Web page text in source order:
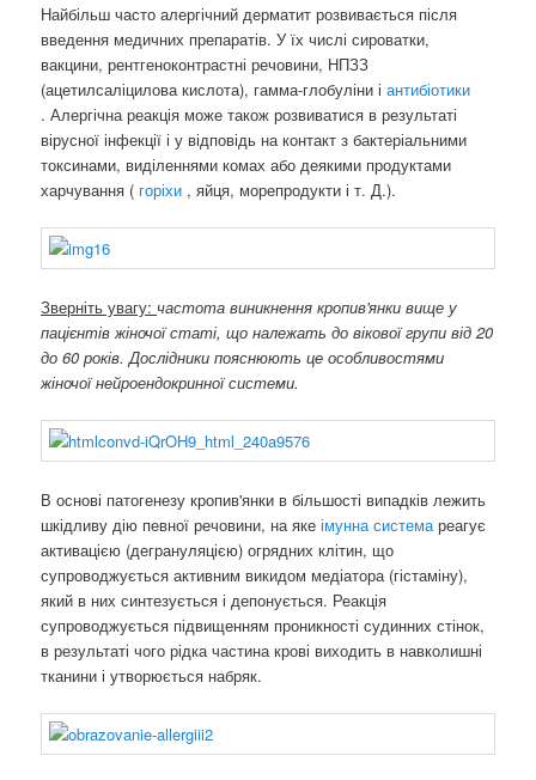
Найбільш часто алергічний дерматит розвивається після
введення медичних препаратів. У їх числі сироватки,
вакцини, рентгеноконтрастні речовини, НПЗЗ
(ацетилсаліцилова кислота), гамма-глобуліни іантибіотики
. Алергічна реакція може також розвиватися в результаті
вірусної інфекції і у відповідь на контакт з бактеріальними
токсинами, виділеннями комах або деякими продуктами
харчування ( горіхи , яйця, морепродукти і т. Д.).
Зверніть увагу: частота виникнення кропив'янки вище у
пацієнтів жіночої статі, що належать до вікової групи від 20
до 60 років. Дослідники пояснюють це особливостями
жіночої нейроендокринної системи.
В основі патогенезу кропив'янки в більшості випадків лежить
шкідливу дію певної речовини, на якеімунна системареагує
активацією (дегрануляцією) огрядних клітин, що
супроводжується активним викидом медіатора (гістаміну),
який в них синтезується і депонується. Реакція
супроводжується підвищенням проникності судинних стінок,
в результаті чого рідка частина крові виходить в навколишні
тканини і утворюється набряк.